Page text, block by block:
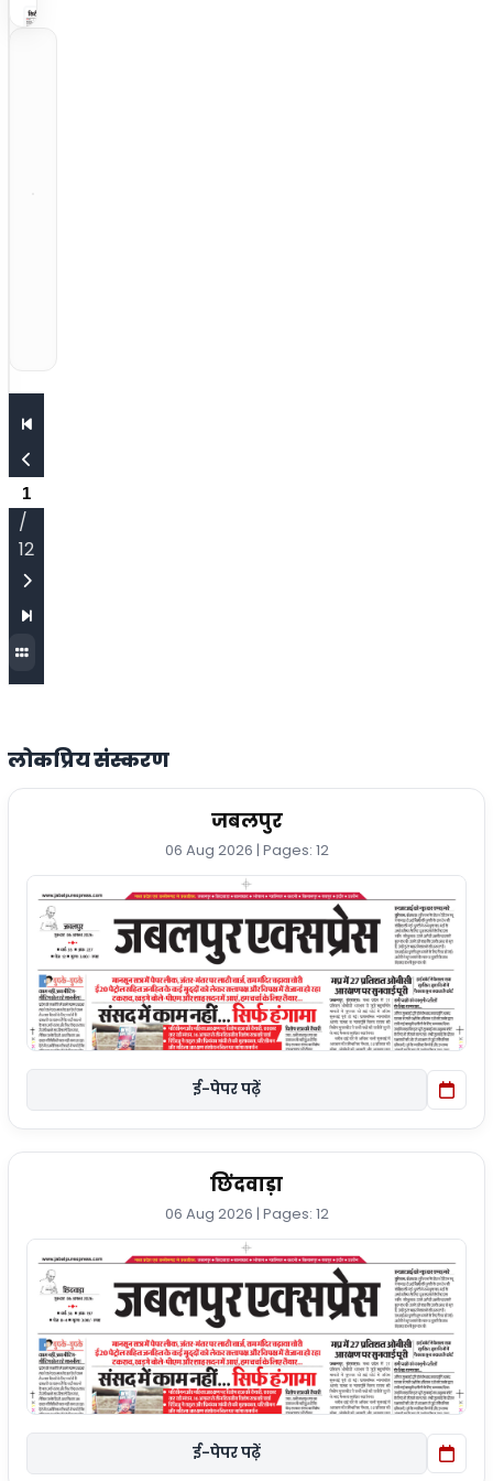
/
12
लोकप्रिय संस्करण
जबलपुर
06 Aug 2026 | Pages: 12
ई-पेपर पढ़ें
छिंदवाड़ा
06 Aug 2026 | Pages: 12
ई-पेपर पढ़ें